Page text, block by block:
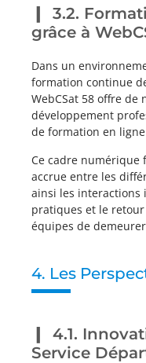
3.2.
grâce à
Dans un
formation continue
WebCSat 58 offre
développement
de formation en
Ce cadre numérique
accrue entre les
ainsi les interactions
pratiques et le
équipes de
4. Les
4.1.
Service